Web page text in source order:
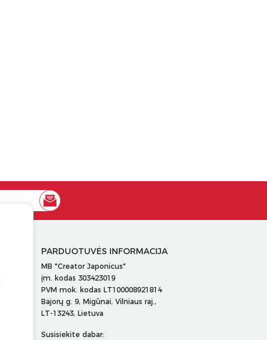
PARDUOTUVĖS INFORMACIJA
MB "Creator Japonicus"
įm. kodas 303423019
PVM mok. kodas LT100008921814
Bajorų g. 9, Migūnai, Vilniaus raj.,
LT-13243, Lietuva
Susisiekite dabar: